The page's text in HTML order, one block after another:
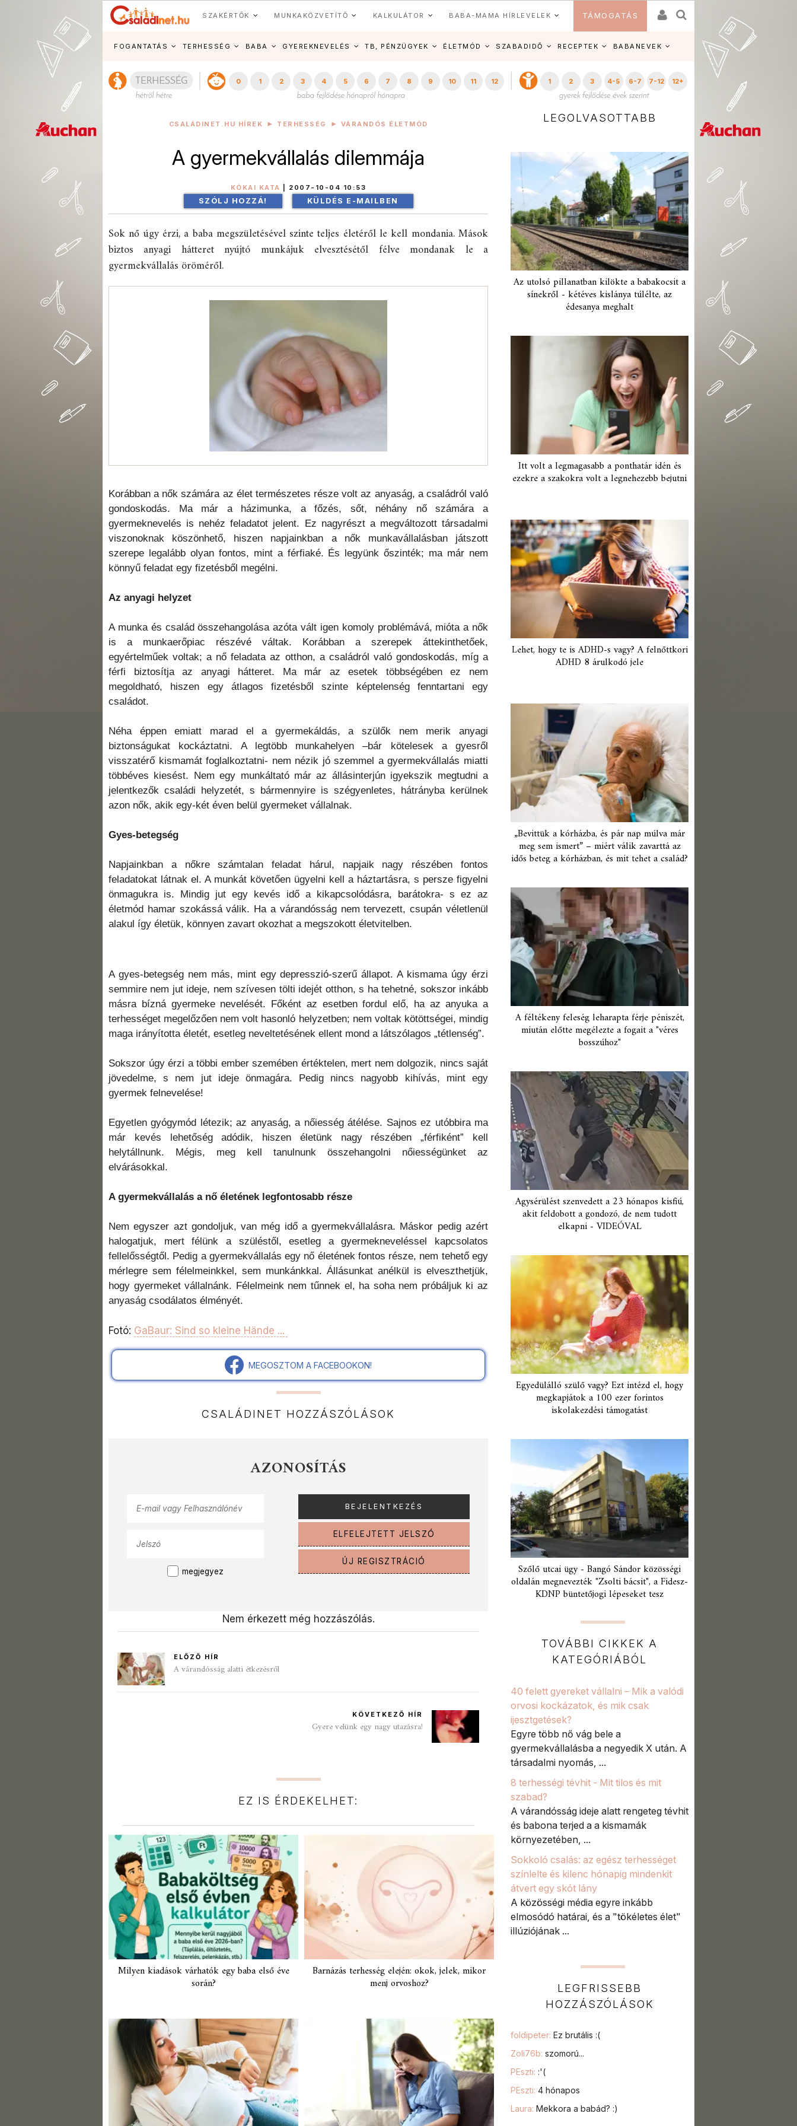
SZAKÉRTŐK MUNKAKÖZVETÍTŐ KALKULÁTOR BABA-MAMA HÍRLEVELEK TÁMOGATÁS
FOGANTATÁS TERHESSÉG BABA GYEREKNEVELÉS TB, PÉNZÜGYEK ÉLETMÓD SZABADIDŐ RECEPTEK BABANEVEK
0 1 2 3 4 5 6 7 8 9 10 11 12 1 2 3 4-5 6-7 7-12 12+
CSALÁDINET.HU HÍREK TERHESSÉG VÁRANDÓS ÉLETMÓD
A gyermekvállalás dilemmája
KÓKAI KATA 2007-10-04 10:53
SZÓLJ HOZZÁ! KÜLDÉS E-MAILBEN
Sok nő úgy érzi, a baba megszületésével szinte teljes életéről le kell mondania. Mások
biztos anyagi hátteret nyújtó munkájuk elvesztésétől félve mondanak le a
gyermekvállalás öröméről.
Korábban a nők számára az élet természetes része volt az anyaság, a családról való
gondoskodás. Ma már a házimunka, a főzés, sőt, néhány nő számára a
gyermeknevelés is nehéz feladatot jelent. Ez nagyrészt a megváltozott társadalmi
viszonoknak köszönhető, hiszen napjainkban a nők munkavállalásban játszott
szerepe legalább olyan fontos, mint a férfiaké. És legyünk őszinték; ma már nem
könnyű feladat egy fizetésből megélni.
Az anyagi helyzet
A munka és család összehangolása azóta vált igen komoly problémává, mióta a nők
is a munkaerőpiac részévé váltak. Korábban a szerepek áttekinthetőek,
egyértelműek voltak; a nő feladata az otthon, a családról való gondoskodás, míg a
férfi biztosítja az anyagi hátteret. Ma már az esetek többségében ez nem
megoldható, hiszen egy átlagos fizetésből szinte képtelenség fenntartani egy
családot.
Néha éppen emiatt marad el a gyermekáldás, a szülők nem merik anyagi
biztonságukat kockáztatni. A legtöbb munkahelyen –bár kötelesek a gyesről
visszatérő kismamát foglalkoztatni- nem nézik jó szemmel a gyermekvállalás miatti
többéves kiesést. Nem egy munkáltató már az állásinterjún igyekszik megtudni a
jelentkezők családi helyzetét, s bármennyire is szégyenletes, hátrányba kerülnek
azon nők, akik egy-két éven belül gyermeket vállalnak.
Gyes-betegség
Napjainkban a nőkre számtalan feladat hárul, napjaik nagy részében fontos
feladatokat látnak el. A munkát követően ügyelni kell a háztartásra, s persze figyelni
önmagukra is. Mindig jut egy kevés idő a kikapcsolódásra, barátokra- s ez az
életmód hamar szokássá válik. Ha a várandósság nem tervezett, csupán véletlenül
alakul így életük, könnyen zavart okozhat a megszokott életvitelben.
A gyes-betegség nem más, mint egy depresszió-szerű állapot. A kismama úgy érzi
semmire nem jut ideje, nem szívesen tölti idejét otthon, s ha tehetné, sokszor inkább
másra bízná gyermeke nevelését. Főként az esetben fordul elő, ha az anyuka a
terhességet megelőzően nem volt hasonló helyzetben; nem voltak kötöttségei, mindig
maga irányította életét, esetleg neveltetésének ellent mond a látszólagos „tétlenség”.
Sokszor úgy érzi a többi ember szemében értéktelen, mert nem dolgozik, nincs saját
jövedelme, s nem jut ideje önmagára. Pedig nincs nagyobb kihívás, mint egy
gyermek felnevelése!
Egyetlen gyógymód létezik; az anyaság, a nőiesség átélése. Sajnos ez utóbbira ma
már kevés lehetőség adódik, hiszen életünk nagy részében „férfiként” kell
helytállnunk. Mégis, meg kell tanulnunk összehangolni nőiességünket az
elvárásokkal.
A gyermekvállalás a nő életének legfontosabb része
Nem egyszer azt gondoljuk, van még idő a gyermekvállalásra. Máskor pedig azért
halogatjuk, mert félünk a szüléstől, esetleg a gyermekneveléssel kapcsolatos
fellelősségtől. Pedig a gyermekvállalás egy nő életének fontos része, nem tehető egy
mérlegre sem félelmeinkkel, sem munkánkkal. Állásunkat anélkül is elveszthetjük,
hogy gyermeket vállalnánk. Félelmeink nem tűnnek el, ha soha nem próbáljuk ki az
anyaság csodálatos élményét.
Fotó: GaBaur: Sind so kleine Hände ...
MEGOSZTOM A FACEBOOKON!
CSALÁDINET HOZZÁSZÓLÁSOK
AZONOSÍTÁS
megjegyez
ELFELEJTETT JELSZÓ
ÚJ REGISZTRÁCIÓ
Nem érkezett még hozzászólás.
ELŐZŐ HÍR
A várandósság alatti étkezésről
KÖVETKEZŐ HÍR
Gyere velünk egy nagy utazásra!
EZ IS ÉRDEKELHET:
Milyen kiadások várhatók egy baba első éve
során?
Barnázás terhesség elején: okok, jelek, mikor
menj orvoshoz?
LEGOLVASOTTABB
Az utolsó pillanatban kilökte a babakocsit a
sínekről - kétéves kislánya túlélte, az
édesanya meghalt
Itt volt a legmagasabb a ponthatár idén és
ezekre a szakokra volt a legnehezebb bejutni
Lehet, hogy te is ADHD-s vagy? A felnőttkori
ADHD 8 árulkodó jele
„Bevittük a kórházba, és pár nap múlva már
meg sem ismert” – miért válik zavarttá az
idős beteg a kórházban, és mit tehet a család?
A féltékeny feleség leharapta férje péniszét,
miután előtte megélezte a fogait a "véres
bosszúhoz"
Agysérülést szenvedett a 23 hónapos kisfiú,
akit feldobott a gondozó, de nem tudott
elkapni - VIDEÓVAL
Egyedülálló szülő vagy? Ezt intézd el, hogy
megkapjátok a 100 ezer forintos
iskolakezdési támogatást
Szőlő utcai ügy - Bangó Sándor közösségi
oldalán megnevezték "Zsolti bácsit", a Fidesz-
KDNP büntetőjogi lépeseket tesz
TOVÁBBI CIKKEK A
KATEGÓRIÁBÓL
40 felett gyereket vállalni – Mik a valódi
orvosi kockázatok, és mik csak
ijesztgetések?
Egyre több nő vág bele a
gyermekvállalásba a negyedik X után. A
társadalmi nyomás, ...
8 terhességi tévhit - Mit tilos és mit
szabad?
A várandósság ideje alatt rengeteg tévhit
és babona terjed a a kismamák
környezetében, ...
Sokkoló csalás: az egész terhességet
színlelte és kilenc hónapig mindenkit
átvert egy skót lány
A közösségi média egyre inkább
elmosódó határai, és a "tökéletes élet"
illúziójának ...
LEGFRISSEBB
HOZZÁSZÓLÁSOK
foldipeter: Ez brutális :(
Zoli76b: szomorú...
PEszti: :'(
PEszti: 4 hónapos
Laura: Mekkora a babád? :)